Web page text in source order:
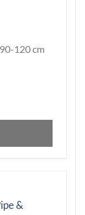
120 cm